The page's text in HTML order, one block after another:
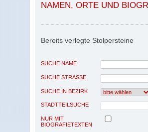
NAMEN, ORTE UND
Bereits verlegte Stolpersteine
SUCHE NAME
SUCHE STRASSE
SUCHE IN BEZIRK
STADTTEILSUCHE
NUR MIT
BIOGRAFIETEXTEN